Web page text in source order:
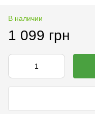
В наличии
1 099 грн